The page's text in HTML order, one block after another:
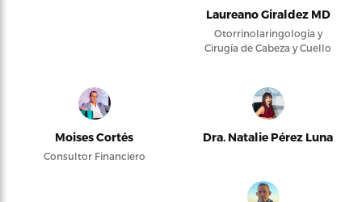
Laureano Giraldez MD
Otorrinolaringología y
Cirugía de Cabeza y Cuello
Moises Cortés
Consultor Financiero
Dra. Natalie Pérez Luna